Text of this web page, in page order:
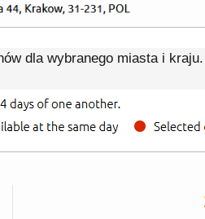
dla wybranego miasta i